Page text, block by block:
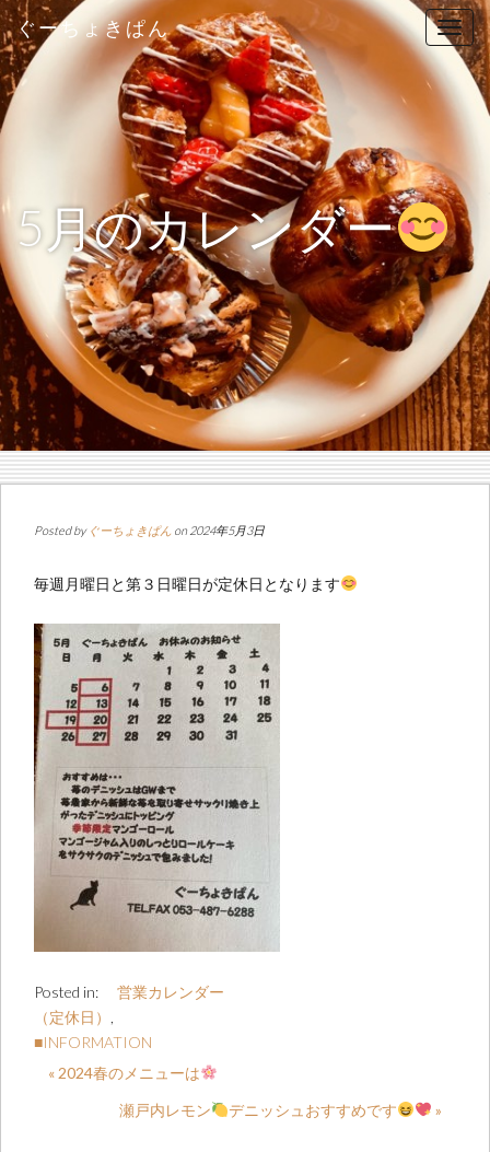
T
o
g
g
n
a
v
i
g
i
o
n
ぐーちょきぱん
5月のカレンダー
Posted by ぐーちょきぱん on 2024年5月3日
毎週月曜日と第３日曜日が定休日となります
Posted in:
営業カレンダー
（定休日）
■INFORMATION
« 2024春のメニューは
瀬戸内レモン
デニッシュおすすめです »